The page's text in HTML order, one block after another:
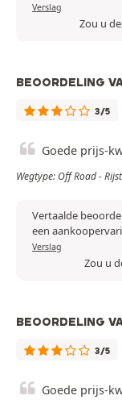
Verslag
Zou u
BEOORDELING
3/5
Goede prijs-
Wegtype: Off Road -
Vertaalde
een
Verslag
Zou u
BEOORDELING
3/5
Goede prijs-